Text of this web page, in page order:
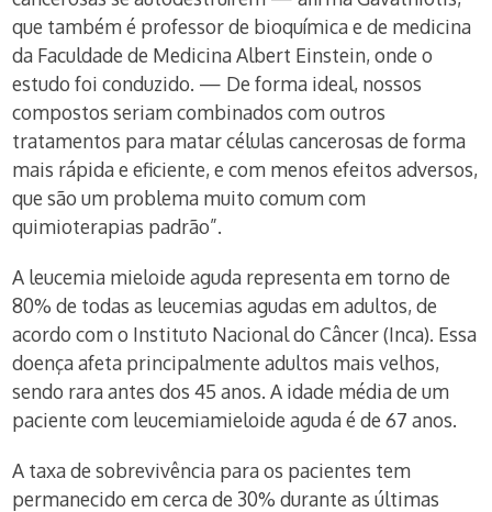
que também é professor de bioquímica e de medicina
da Faculdade de Medicina Albert Einstein, onde o
estudo foi conduzido. — De forma ideal, nossos
compostos seriam combinados com outros
tratamentos para matar células cancerosas de forma
mais rápida e eficiente, e com menos efeitos adversos,
que são um problema muito comum com
quimioterapias padrão”.
A leucemia mieloide aguda representa em torno de
80% de todas as leucemias agudas em adultos, de
acordo com o Instituto Nacional do Câncer (Inca). Essa
doença afeta principalmente adultos mais velhos,
sendo rara antes dos 45 anos. A idade média de um
paciente com leucemiamieloide aguda é de 67 anos.
A taxa de sobrevivência para os pacientes tem
permanecido em cerca de 30% durante as últimas